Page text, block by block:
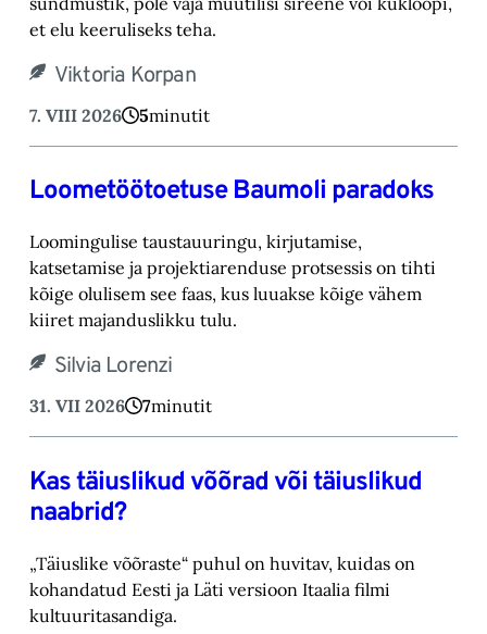
et elu keeruliseks teha. ‎
Viktoria Korpan
7. VIII 2026 5minutit
Loometöötoetuse Baumoli paradoks
Loomingulise taustauuringu, kirjutamise,
katsetamise ja projektiarenduse protsessis on tihti
kõige olulisem see faas, kus luuakse kõige vähem
kiiret majanduslikku tulu.
Silvia Lorenzi
31. VII 2026 7minutit
Kas täiuslikud võõrad või täiuslikud
naabrid?
„Täiuslike võõraste“ puhul on huvitav, kuidas on
kohandatud Eesti ja Läti versioon Itaalia filmi
kultuuritasandiga.